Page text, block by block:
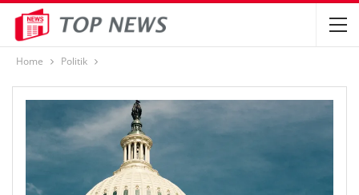
Home Politik